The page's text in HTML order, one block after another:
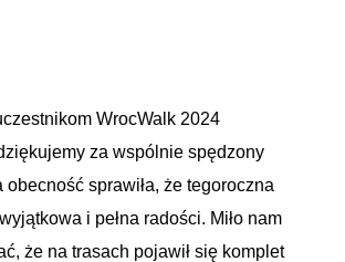
WrocWalk 2024
za wspólnie spędzony
obecność sprawiła, że tegoroczna
i pełna radości. Miło nam
że na trasach pojawił się komplet